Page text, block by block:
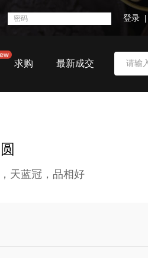
登录 |
求购 最新成交
天蓝冠，品相好